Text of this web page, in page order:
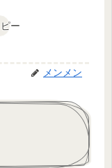
ー
メンメン